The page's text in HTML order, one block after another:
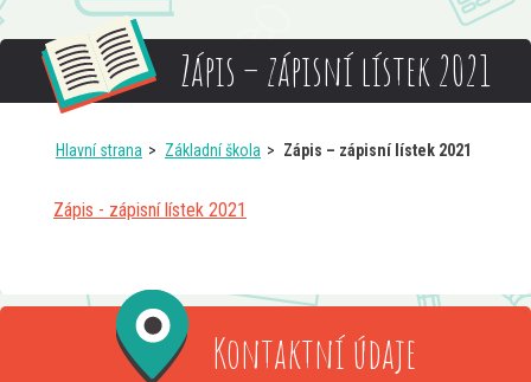
Zápis – zápisní lístek 2021
Hlavní strana Základní škola Zápis – zápisní lístek 2021
Zápis - zápisní lístek 2021
Kontaktní údaje